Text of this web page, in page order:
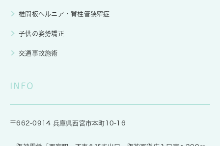
椎間板ヘルニア・脊柱管狭窄症
子供の姿勢矯正
交通事故施術
INFO
〒662-0914 兵庫県西宮市本町10-16